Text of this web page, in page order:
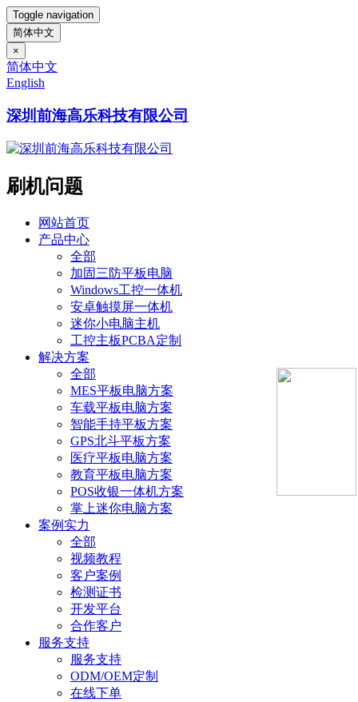
Toggle navigation
简体中文
×
简体中文
English
深圳前海高乐科技有限公司
刷机问题
网站首页
产品中心
全部
加固三防平板电脑
Windows工控一体机
安卓触摸屏一体机
迷你小电脑主机
工控主板PCBA定制
解决方案
全部
MES平板电脑方案
车载平板电脑方案
智能手持平板方案
GPS北斗平板方案
医疗平板电脑方案
教育平板电脑方案
POS收银一体机方案
掌上迷你电脑方案
案例实力
全部
视频教程
客户案例
检测证书
开发平台
合作客户
服务支持
服务支持
ODM/OEM定制
在线下单